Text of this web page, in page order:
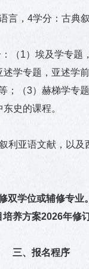
言，4学分：古典
（1）埃及学专
学专题，亚述学
；（3）赫梯学专
史的课程。
利亚语文献，以及
双学位或辅修专业。
培养方案2026年修
三、报名程序